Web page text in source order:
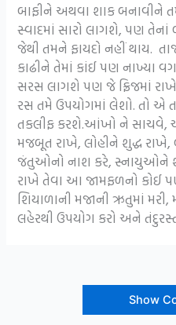
બાફીને અથવા શાક બનાવીને
સ્વાદમાં સારો લાગશે, પણ તેનાં
જેથી તમને ફાયદો નહીં થાય.
કાઢીને તેમાં કાંઈ પણ નાખ્યા
સરસ લાગશે પણ જે ફ્રિજમાં
રસ તમે ઉપયોગમાં લેશો. તો
તકલીફ કરશે.આંખો ને સાચવે,
મજબૂત રાખે, લોહીને શુદ્ધ રાખે,
જંતુઓનો નાશ કરે, સ્નાયુઓને
રાખે તેવા આ જામફળનો કોઈ
શિયાળાની મજાની ઋતુમાં
લહેરથી ઉપયોગ કરો અને
Show